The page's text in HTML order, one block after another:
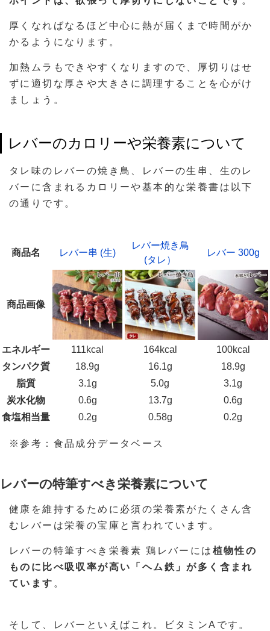
厚くなればなるほど中心に熱が届くまで時間がか
かるようになります。
加熱ムラもできやすくなりますので、厚切りはせ
ずに適切な厚さや大きさに調理することを心がけ
ましょう。
レバーのカロリーや栄養素について
タレ味のレバーの焼き鳥、レバーの生串、生のレ
バーに含まれるカロリーや基本的な栄養書は以下
の通りです。
商品名 レバー串 (生)
レバー焼き鳥
(タレ）
レバー 300g
商品画像
エネルギー 111kcal 164kcal
100kcal
タンパク質
18.9g 16.1g
18.9g
脂質
3.1g 5.0g
3.1g
炭水化物
0.6g 13.7g
0.6g
食塩相当量
0.2g 0.58g 0.2g
※参考：食品成分データベース
レバーの特筆すべき栄養素について
健康を維持するために必須の栄養素がたくさん含
むレバーは栄養の宝庫と言われています。
レバーの特筆すべき栄養素 鶏レバーには 植物性の
ものに比べ吸収率が高い「ヘム鉄」が多く含まれ
ています 。
そして、レバーといえばこれ。ビタミンAです。